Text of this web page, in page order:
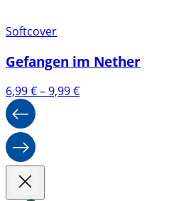
Softcover
Gefangen im Nether
6,99€–9,99€Preisspanne: